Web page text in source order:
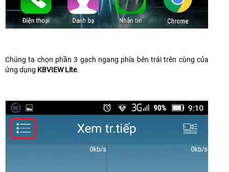
Chúng ta chọn phần 3 gạch ngang phía bên trái trên cùng của
ứng dụng KBVIEW Lite.